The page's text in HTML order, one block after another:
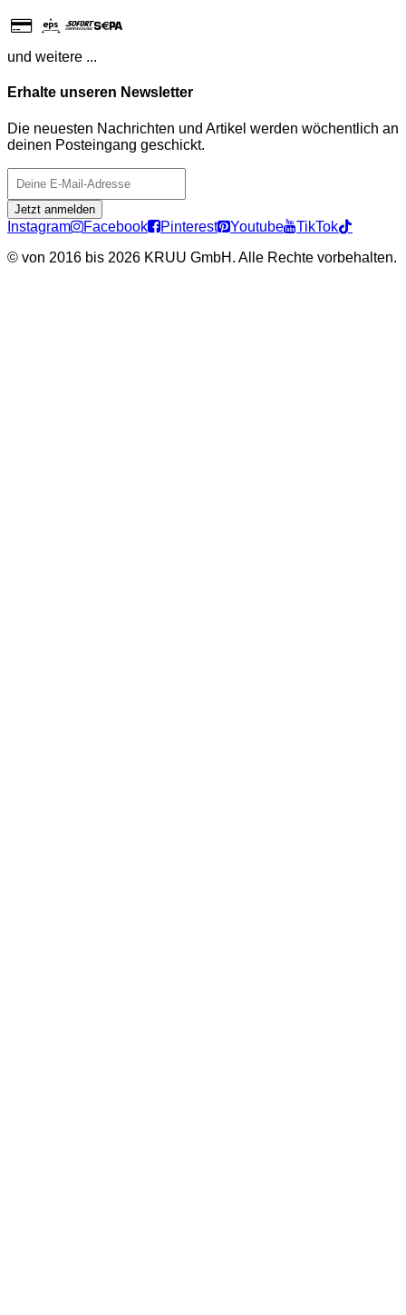
und weitere ...
Erhalte unseren Newsletter
Die neuesten Nachrichten und Artikel werden wöchentlich an
deinen Posteingang geschickt.
Jetzt anmelden
Instagram Facebook Pinterest Youtube
TikTok
© von 2016 bis 2026 KRUU GmbH. Alle Rechte vorbehalten.